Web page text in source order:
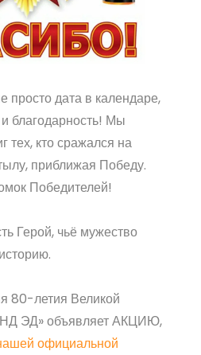
просто дата в календаре,
и благодарность! Мы
тех, кто сражался на
приближая Победу.
Победителей!
Герой, чьё мужество
80-летия Великой
ЭД» объявляет АКЦИЮ,
официальной